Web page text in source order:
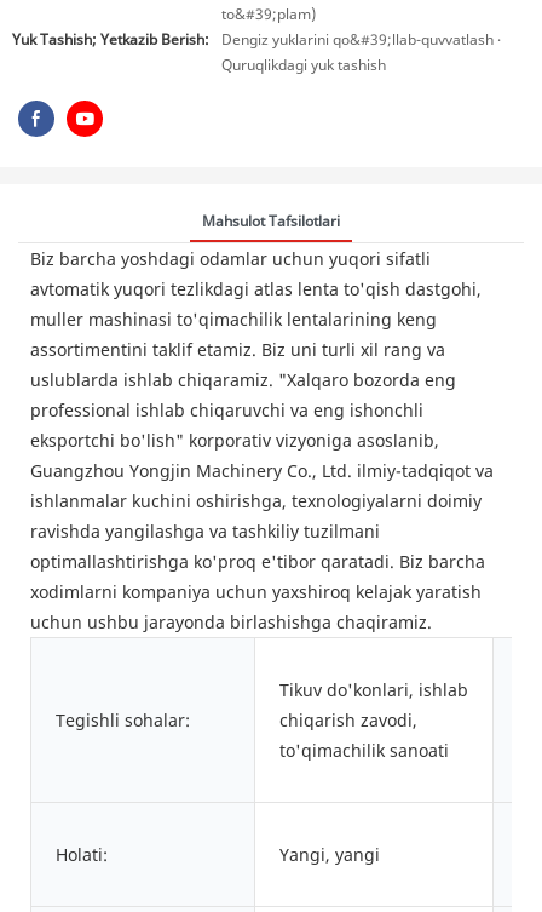
to&#39;plam)
Yuk Tashish; Yetkazib Berish:
Dengiz yuklarini qo&#39;llab-quvvatlash ·
Quruqlikdagi yuk tashish
Mahsulot Tafsilotlari
Biz barcha yoshdagi odamlar uchun yuqori sifatli
avtomatik yuqori tezlikdagi atlas lenta to'qish dastgohi,
muller mashinasi to'qimachilik lentalarining keng
assortimentini taklif etamiz. Biz uni turli xil rang va
uslublarda ishlab chiqaramiz. "Xalqaro bozorda eng
professional ishlab chiqaruvchi va eng ishonchli
eksportchi bo'lish" korporativ vizyoniga asoslanib,
Guangzhou Yongjin Machinery Co., Ltd. ilmiy-tadqiqot va
ishlanmalar kuchini oshirishga, texnologiyalarni doimiy
ravishda yangilashga va tashkiliy tuzilmani
optimallashtirishga ko'proq e'tibor qaratadi. Biz barcha
xodimlarni kompaniya uchun yaxshiroq kelajak yaratish
uchun ushbu jarayonda birlashishga chaqiramiz.
Tegishli sohalar:
Tikuv do'konlari, ishlab
chiqarish zavodi,
to'qimachilik sanoati
Holati: Yangi, yangi